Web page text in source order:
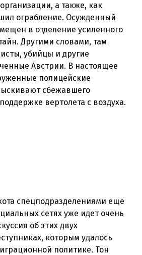
а также, как
ограбление. Осужденный
в отделение усиленного
Другими словами, там
убийцы и другие
Австрии. В настоящее
полицейские
сбежавшего
вертолета с воздуха.
спецподразделениями еще
сетях уже идет очень
об этих двух
которым удалось
политике. Тон